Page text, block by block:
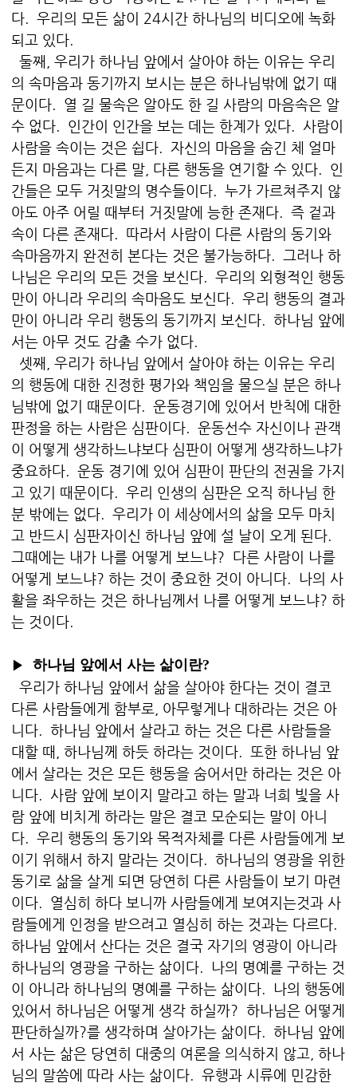
다. 우리의 모든 삶이 24시간 하나님의 비디오에 녹화
되고 있다.
둘째, 우리가 하나님 앞에서 살아야 하는 이유는 우리
의 속마음과 동기까지 보시는 분은 하나님밖에 없기 때
문이다. 열 길 물속은 알아도 한 길 사람의 마음속은 알
수 없다. 인간이 인간을 보는 데는 한계가 있다. 사람이
사람을 속이는 것은 쉽다. 자신의 마음을 숨긴 체 얼마
든지 마음과는 다른 말, 다른 행동을 연기할 수 있다. 인
간들은 모두 거짓말의 명수들이다. 누가 가르쳐주지 않
아도 아주 어릴 때부터 거짓말에 능한 존재다. 즉 겉과
속이 다른 존재다. 따라서 사람이 다른 사람의 동기와
속마음까지 완전히 본다는 것은 불가능하다. 그러나 하
나님은 우리의 모든 것을 보신다. 우리의 외형적인 행동
만이 아니라 우리의 속마음도 보신다. 우리 행동의 결과
만이 아니라 우리 행동의 동기까지 보신다. 하나님 앞에
서는 아무 것도 감출 수가 없다.
셋째, 우리가 하나님 앞에서 살아야 하는 이유는 우리
의 행동에 대한 진정한 평가와 책임을 물으실 분은 하나
님밖에 없기 때문이다. 운동경기에 있어서 반칙에 대한
판정을 하는 사람은 심판이다. 운동선수 자신이나 관객
이 어떻게 생각하느냐보다 심판이 어떻게 생각하느냐가
중요하다. 운동 경기에 있어 심판이 판단의 전권을 가지
고 있기 때문이다. 우리 인생의 심판은 오직 하나님 한
분 밖에는 없다. 우리가 이 세상에서의 삶을 모두 마치
고 반드시 심판자이신 하나님 앞에 설 날이 오게 된다.
그때에는 내가 나를 어떻게 보느냐? 다른 사람이 나를
어떻게 보느냐? 하는 것이 중요한 것이 아니다. 나의 사
활을 좌우하는 것은 하나님께서 나를 어떻게 보느냐? 하
는 것이다.
▶ 하나님 앞에서 사는 삶이란?
우리가 하나님 앞에서 삶을 살아야 한다는 것이 결코
다른 사람들에게 함부로, 아무렇게나 대하라는 것은 아
니다. 하나님 앞에서 살라고 하는 것은 다른 사람들을
대할 때, 하나님께 하듯 하라는 것이다. 또한 하나님 앞
에서 살라는 것은 모든 행동을 숨어서만 하라는 것은 아
니다. 사람 앞에 보이지 말라고 하는 말과 너희 빛을 사
람 앞에 비치게 하라는 말은 결코 모순되는 말이 아니
다. 우리 행동의 동기와 목적자체를 다른 사람들에게 보
이기 위해서 하지 말라는 것이다. 하나님의 영광을 위한
동기로 삶을 살게 되면 당연히 다른 사람들이 보기 마련
이다. 열심히 하다 보니까 사람들에게 보여지는것과 사
람들에게 인정을 받으려고 열심히 하는 것과는 다르다.
하나님 앞에서 산다는 것은 결국 자기의 영광이 아니라
하나님의 영광을 구하는 삶이다. 나의 명예를 구하는 것
이 아니라 하나님의 명예를 구하는 삶이다. 나의 행동에
있어서 하나님은 어떻게 생각 하실까? 하나님은 어떻게
판단하실까?를 생각하며 살아가는 삶이다. 하나님 앞에
서 사는 삶은 당연히 대중의 여론을 의식하지 않고, 하나
님의 말씀에 따라 사는 삶이다. 유행과 시류에 민감한